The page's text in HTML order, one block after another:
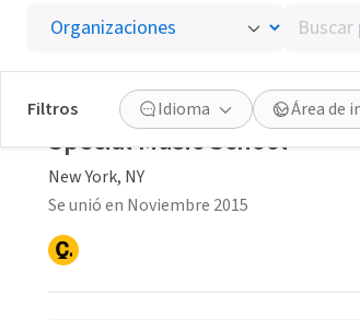
Buscar
por
palabra
clave
o
interés
Filtros Idioma Área de
Special Music School
New York, NY
Se unió en Noviembre 2015